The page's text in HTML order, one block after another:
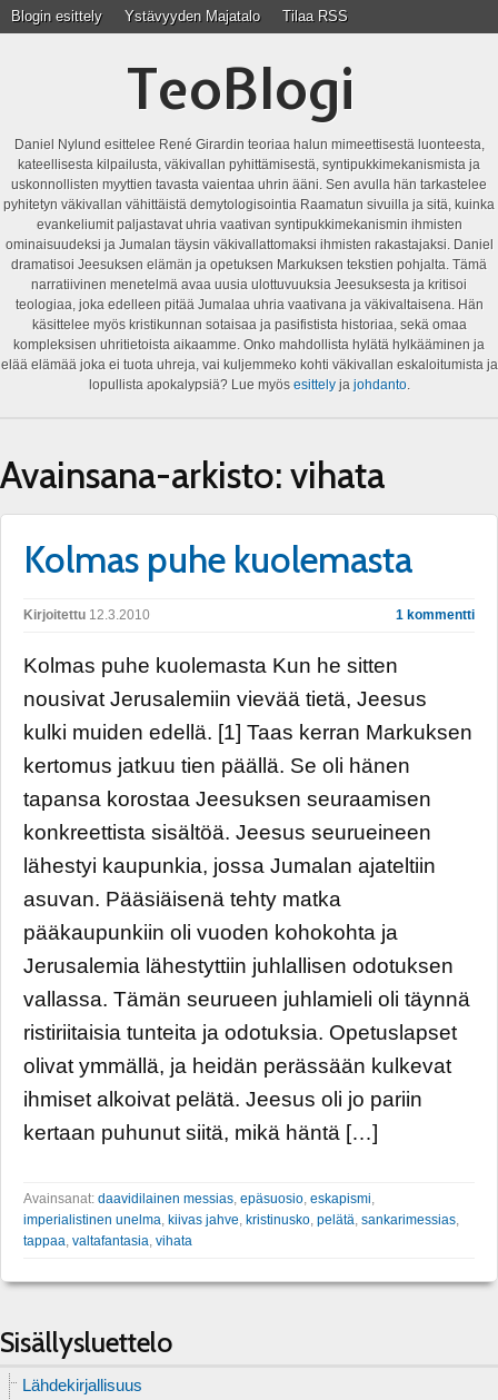
Blogin esittely Ystävyyden Majatalo Tilaa RSS
TeoBlogi
Daniel Nylund esittelee René Girardin teoriaa halun mimeettisestä luonteesta,
kateellisesta kilpailusta, väkivallan pyhittämisestä, syntipukkimekanismista ja
uskonnollisten myyttien tavasta vaientaa uhrin ääni. Sen avulla hän tarkastelee
pyhitetyn väkivallan vähittäistä demytologisointia Raamatun sivuilla ja sitä, kuinka
evankeliumit paljastavat uhria vaativan syntipukkimekanismin ihmisten
ominaisuudeksi ja Jumalan täysin väkivallattomaksi ihmisten rakastajaksi. Daniel
dramatisoi Jeesuksen elämän ja opetuksen Markuksen tekstien pohjalta. Tämä
narratiivinen menetelmä avaa uusia ulottuvuuksia Jeesuksesta ja kritisoi
teologiaa, joka edelleen pitää Jumalaa uhria vaativana ja väkivaltaisena. Hän
käsittelee myös kristikunnan sotaisaa ja pasifistista historiaa, sekä omaa
kompleksisen uhritietoista aikaamme. Onko mahdollista hylätä hylkääminen ja
elää elämää joka ei tuota uhreja, vai kuljemmeko kohti väkivallan eskaloitumista ja
lopullista apokalypsiä? Lue myös esittelyja johdanto.
Avainsana-arkisto: vihata
Kolmas puhe kuolemasta
Kirjoitettu 12.3.2010 1 kommentti
Kolmas puhe kuolemasta Kun he sitten
nousivat Jerusalemiin vievää tietä, Jeesus
kulki muiden edellä. [1] Taas kerran Markuksen
kertomus jatkuu tien päällä. Se oli hänen
tapansa korostaa Jeesuksen seuraamisen
konkreettista sisältöä. Jeesus seurueineen
lähestyi kaupunkia, jossa Jumalan ajateltiin
asuvan. Pääsiäisenä tehty matka
pääkaupunkiin oli vuoden kohokohta ja
Jerusalemia lähestyttiin juhlallisen odotuksen
vallassa. Tämän seurueen juhlamieli oli täynnä
ristiriitaisia tunteita ja odotuksia. Opetuslapset
olivat ymmällä, ja heidän perässään kulkevat
ihmiset alkoivat pelätä. Jeesus oli jo pariin
kertaan puhunut siitä, mikä häntä […]
Avainsanat: daavidilainen messias epäsuosio eskapismi
imperialistinen unelma kiivas jahve kristinusko pelätä sankarimessias
tappaa valtafantasia vihata
Sisällysluettelo
Lähdekirjallisuus